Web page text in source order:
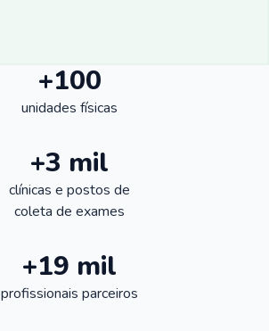
+100
unidades físicas
+3 mil
clínicas e postos de
coleta de exames
+19 mil
profissionais parceiros